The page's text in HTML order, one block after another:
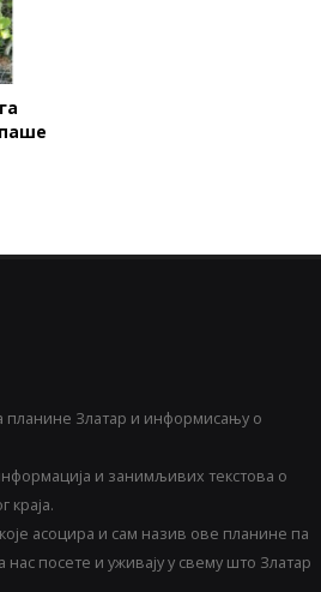
планине Златар и информисању о
и занимљивих текстова о
краја.
асоцира и сам назив ове планине па
посете и уживају у свему што Златар